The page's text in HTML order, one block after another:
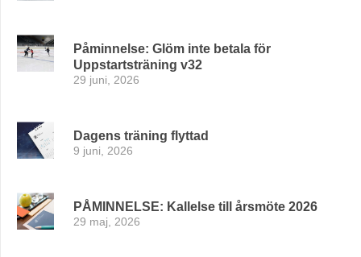
Påminnelse: Glöm inte betala för
Uppstartsträning v32
29 juni, 2026
Dagens träning flyttad
9 juni, 2026
PÅMINNELSE: Kallelse till årsmöte 2026
29 maj, 2026